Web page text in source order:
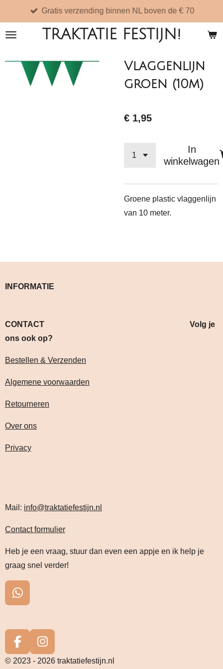
direct
naar
hoofdinhoud
TRAKTATIE FESTIJN!
Gratis verzending binnen NL boven de € 70
Vlaggenlijn
groen (10m)
€ 1,95
In
winkelwagen
Groene plastic vlaggenlijn
van 10 meter.
INFORMATIE
CONTACT Volg je
ons ook op?
Bestellen & Verzenden
Algemene voorwaarden
Retourneren
Over ons
Privacy
Mail: info@traktatiefestijn.nl
Contact formulier
Heb je een vraag, stuur dan even een appje en ik help je
graag snel verder!
W
t
s
A
F
a
I
n
© 2023 - 2026 traktatiefestijn.nl